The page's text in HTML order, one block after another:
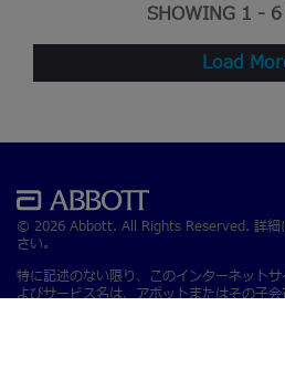
SHOWING 1 - 6
Load
© 2026 Abbott. All Rights Reserved. 詳細
さい。
特に記述のない限り、このインターネット
よびサービス名は、アボットまたはその子